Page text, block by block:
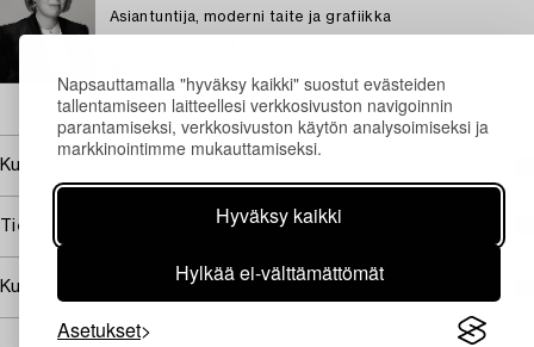
Napsauttamalla "hyväksy kaikki" suostut evästeiden
tallentamiseen laitteellesi verkkosivuston navigoinnin
parantamiseksi, verkkosivuston käytön analysoimiseksi ja
markkinointimme mukauttamiseksi.
Hyväksy kaikki
Hylkää ei-välttämättömät
Asetukset
Asiantuntija, moderni taite ja grafiikka
→ Kysyttyjä esineitä
Kuuluu jälleenmyyntikorvauksen piiriin
Tietoa ostamisesta
Kuvan käyttöoikeudet